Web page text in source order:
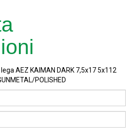
AEZ KAIMAN DARK 7,5x17 5x112
POLISHED